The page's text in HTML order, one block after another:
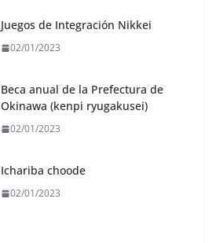
Juegos de Integración Nikkei
02/01/2023
Beca anual de la Prefectura de
Okinawa (kenpi ryugakusei)
02/01/2023
Ichariba choode
02/01/2023